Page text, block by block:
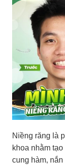
Niềng răng là
khoa nhằm
cung hàm,